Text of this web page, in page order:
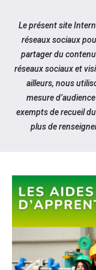
Aller au contenu
Notre
Le présent site
réseaux sociaux
partager du
réseaux sociaux et
ailleurs, nous
mesure
exempts de recueil
plus de